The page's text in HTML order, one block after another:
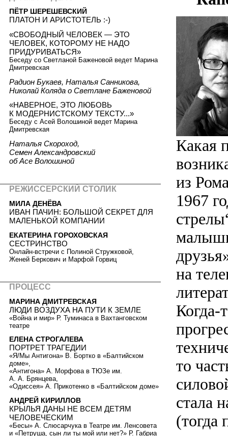
Какая
из
1967
на
то
стала
(тогда
ПЁТР ШЕРЕШЕВСКИЙ
ПЛАТОН И АРИСТОТЕЛЬ :-)
«СВОБОДНЫЙ ЧЕЛОВЕК — ЭТО
ЧЕЛОВЕК, КОТОРОМУ НЕ НАДО
ПРИДУРИВАТЬСЯ»
Беседу со Светланой Баженовой ведет Марина
Дмитревская
Радион Букаев, Наталья Санникова,
Николай Коляда о Светлане Баженовой
«НАВЕРНОЕ, ЭТО ЛЮБОВЬ
К МОДЕРНИСТСКОМУ ТЕКСТУ...»
Беседу с Асей Волошиной ведет Марина
Дмитревская
Наталья Скороход,
Семен Александровский
об Асе Волошиной
РЕЖИССЕРСКИЙ СТОЛИК
МИЛА ДЕНЁВА
ИВАН ПАЧИН: БОЛЬШОЙ СЕКРЕТ ДЛЯ
МАЛЕНЬКОЙ КОМПАНИИ
ЕКАТЕРИНА ГОРОХОВСКАЯ
СЕСТРИНСТВО
Онлайн-встречи с Полиной Стружковой,
Женей Беркович и Марфой Горвиц
ПРОЦЕСС
МАРИНА ДМИТРЕВСКАЯ
ЛЮДИ ВОЗДУХА НА ПУТИ К ЗЕМЛЕ
«Война и мир» Р. Туминаса в Вахтанговском
театре
ЕЛЕНА СТРОГАЛЕВА
ПОРТРЕТ ТРАГЕДИИ
«Я/Мы Антигона» В. Бортко в «Балтийском
доме»,
«Антигона» А. Морфова в ТЮЗе им.
А. А. Брянцева,
«Одиссея» А. Прикотенко в «Балтийском доме»
АНДРЕЙ КИРИЛЛОВ
КРЫЛЬЯ ДАНЫ НЕ ВСЕМ ДЕТЯМ
ЧЕЛОВЕЧЕСКИМ
«Бесы» А. Слюсарчука в Театре им. Ленсовета
и «Петруша, сын ли ты мой или нет?» Р. Габриа